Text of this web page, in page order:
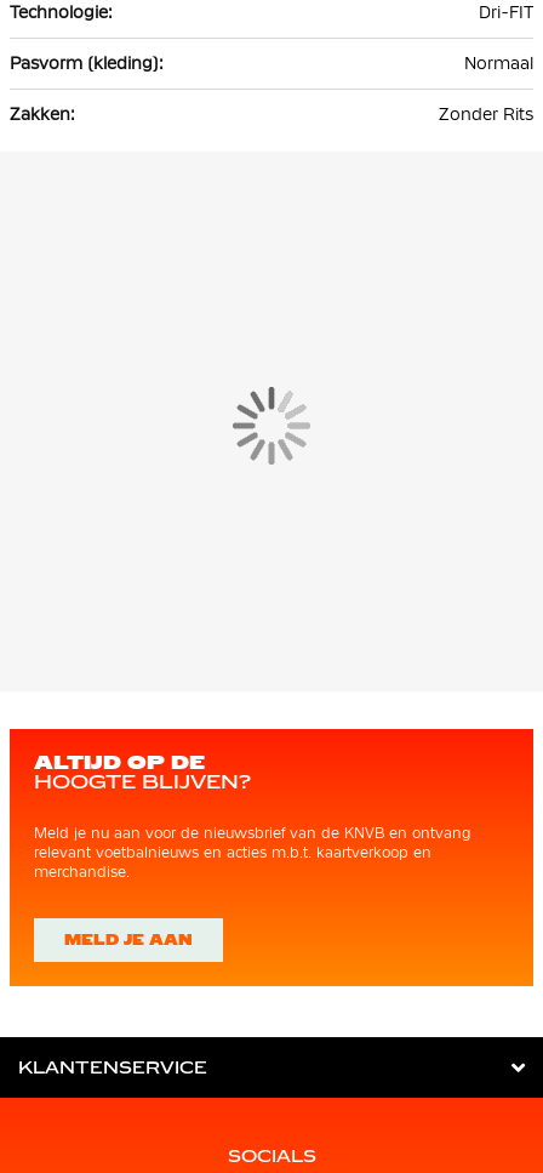
Dri-FIT
Normaal
Zonder Rits
ALTIJD OP DE
HOOGTE BLIJVEN?
Meld je nu aan voor de nieuwsbrief van de KNVB en ontvang
relevant voetbalnieuws en acties m.b.t. kaartverkoop en
merchandise.
MELD JE AAN
KLANTENSERVICE
SOCIALS